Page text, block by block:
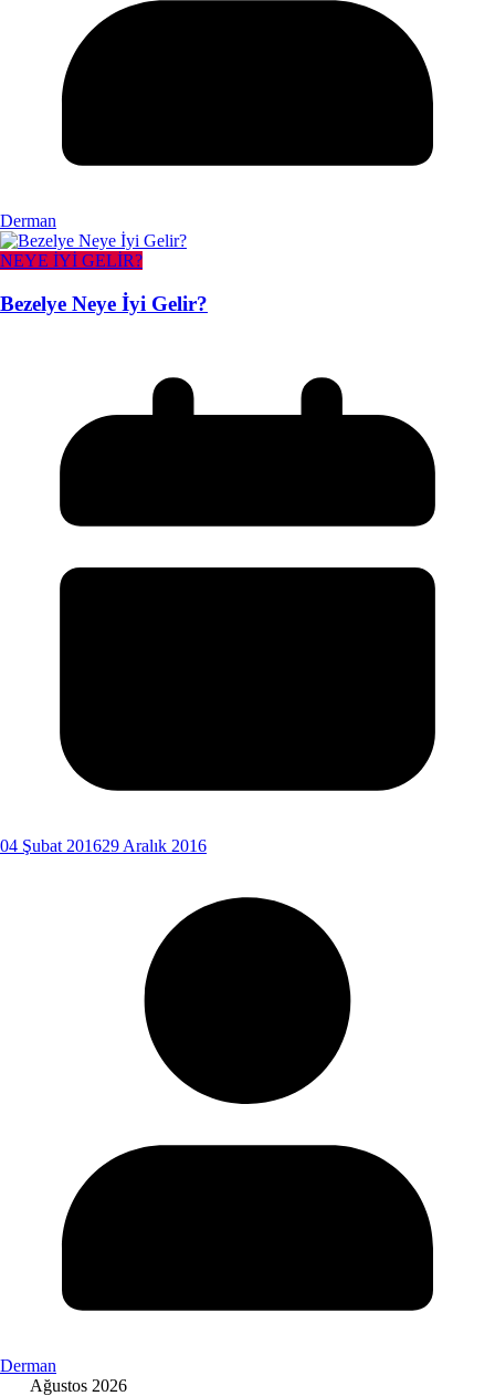
Derman
NEYE İYİ GELİR?
Bezelye Neye İyi Gelir?
04 Şubat 201629 Aralık 2016
Derman
Ağustos 2026